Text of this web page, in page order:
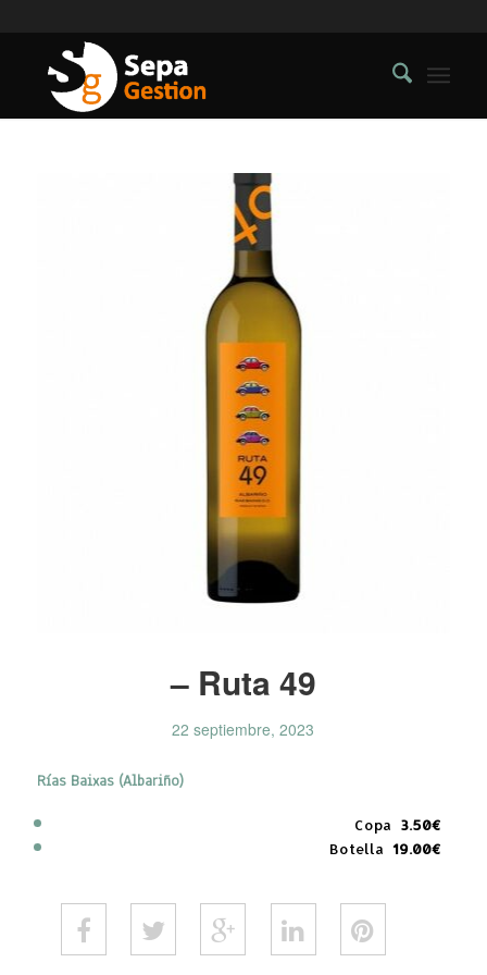
– Ruta 49
22 septiembre, 2023
Rías Baixas (Albariño)
Copa
3.50€
Botella 19.00€